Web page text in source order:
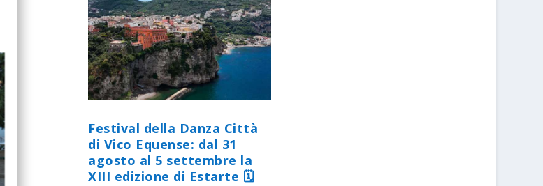
Festival della Danza Città
di Vico Equense: dal 31
agosto al 5 settembre la
XIII edizione di Estarte 🗓